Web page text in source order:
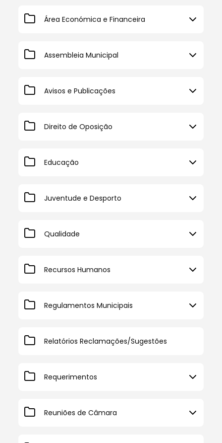
Área Económica e Financeira
Assembleia Municipal
Avisos e Publicações
Direito de Oposição
Educação
Juventude e Desporto
Qualidade
Recursos Humanos
Regulamentos Municipais
Relatórios Reclamações/Sugestões
Requerimentos
Reuniões de Câmara